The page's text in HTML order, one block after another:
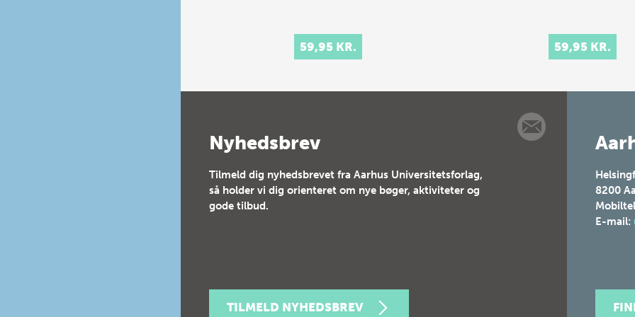
59,95 KR. 59,95 KR.
Nyhedsbrev
Tilmeld dig nyhedsbrevet fra Aarhus Universitetsforlag,
så holder vi dig orienteret om nye bøger, aktiviteter og
gode tilbud.
TILMELD NYHEDSBREV
8200
E-mail: